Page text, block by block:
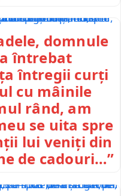
domnule
întrebat
întregii curți
cu mâinile
rând, am
se uita spre
lui veniți din
de cadouri…”